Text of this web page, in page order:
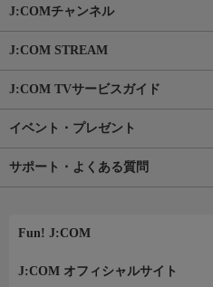
J:COMチャンネル
J:COM STREAM
J:COM TVサービスガイド
イベント・プレゼント
サポート・よくある質問
Fun! J:COM
J:COM オフィシャルサイト